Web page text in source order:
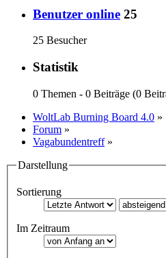
Benutzer online 25
25 Besucher
Statistik
0 Themen - 0 Beiträge (0
WoltLab Burning Board 4.0 »
Forum »
Vagabundentreff »
Darstellung
Sortierung
Im Zeitraum